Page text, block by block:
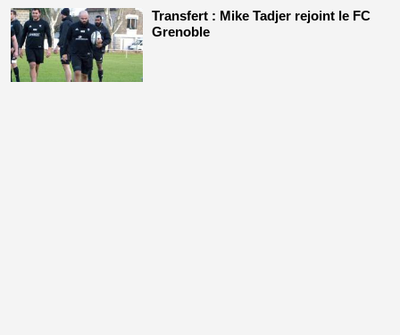
Transfert : Mike Tadjer rejoint le FC
Grenoble